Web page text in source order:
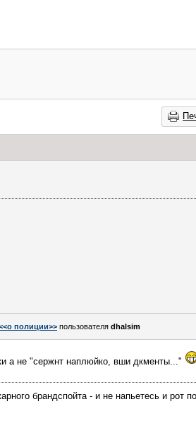
полиции>> пользователя dhalsim
а не "сержнт наплюйко, вши дкменты..."
брандспойта - и не напьетесь и рот